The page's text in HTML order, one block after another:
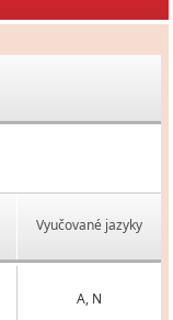
Vyučované jazyky
A, N